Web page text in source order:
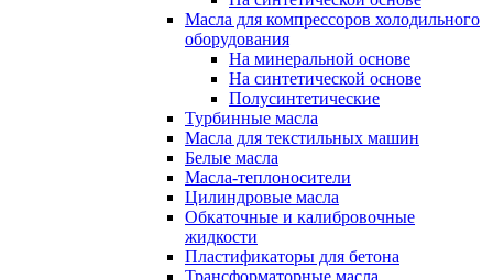
Масла для компрессоров холодильного
оборудования
На минеральной основе
На синтетической основе
Полусинтетические
Турбинные масла
Масла для текстильных машин
Белые масла
Масла-теплоносители
Цилиндровые масла
Обкаточные и калибровочные
жидкости
Пластификаторы для бетона
Трансформаторные масла